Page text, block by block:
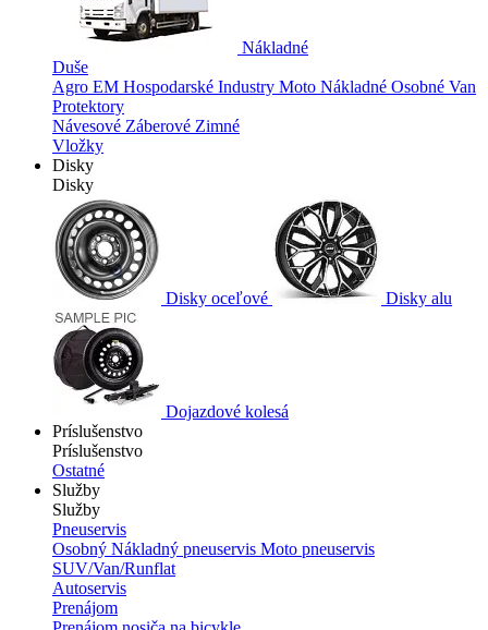
Nákladné
Duše
Agro EM Hospodarské Industry Moto Nákladné Osobné Van
Protektory
Návesové Záberové Zimné
Vložky
Disky
Disky
Disky oceľové Disky alu
Dojazdové kolesá
Príslušenstvo
Príslušenstvo
Ostatné
Služby
Služby
Pneuservis
Osobný Nákladný pneuservis Moto pneuservis
SUV/Van/Runflat
Autoservis
Prenájom